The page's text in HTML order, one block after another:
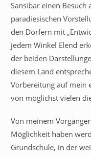
Sansibar einen
paradiesischen
den Dörfern mit
jedem Winkel Elend
der beiden
diesem Land
Vorbereitung auf mein
von möglichst vielen
Von meinem
Möglichkeit haben
Grundschule, in der